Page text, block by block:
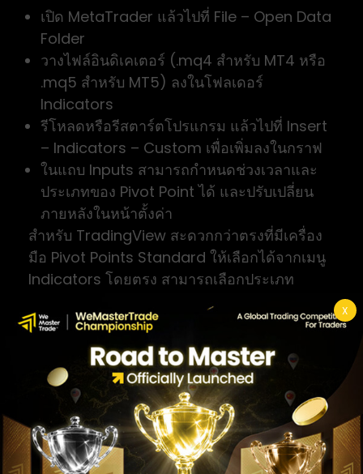
X
เปิด MetaTrader แล้วไปที่ File – Open Data
Folder
วางไฟล์อินดิเคเตอร์ (.mq4 สำหรับ MT4 หรือ
.mq5 สำหรับ MT5) ลงในโฟลเดอร์
Indicators
รีโหลดหรือรีสตาร์ตโปรแกรม แล้วไปที่ Insert
– Indicators – Custom เพื่อเพิ่มลงในกราฟ
ในแถบ Inputs สามารถกำหนดช่วงเวลาและ
ประเภทของ Pivot Point ได้ และปรับเปลี่ยน
ภายหลังในหน้าตั้งค่า
สำหรับ TradingView สะดวกกว่าตรงที่มีเครื่อง
มือ Pivot Points Standard ให้เลือกได้จากเมนู
Indicators โดยตรง สามารถเลือกประเภท
และช่วงเวลาได้ทันทีโดยไม่ต้องติดตั้งไฟล์เพิ่ม
Checklist อ่าน Pivot
Point ก่อนวางแผนเทรด
เพื่อให้ใช้งานได้อย่างเป็นระบบ ลองทำตามลำดับ
5 ขั้นตอนนี้ก่อนเข้าเทรดทุกครั้ง: